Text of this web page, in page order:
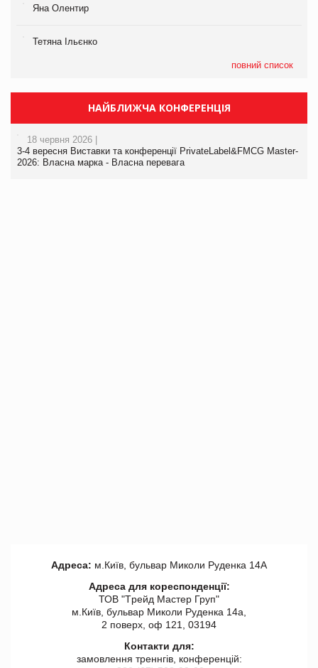
Яна Олентир
Тетяна Ільєнко
повний список
НАЙБЛИЖЧА КОНФЕРЕНЦІЯ
18 червня 2026 |
3-4 вересня Виставки та конференції PrivateLabel&FMCG Master-
2026: Власна марка - Власна перевага
Адреса: м.Київ, бульвар Миколи Руденка 14А
Адреса для кореспонденції:
ТОВ "Tрейд Мастер Груп"
м.Київ, бульвар Миколи Руденка 14а,
2 поверх, оф 121, 03194
Контакти для:
замовлення треннгів, конференцій: